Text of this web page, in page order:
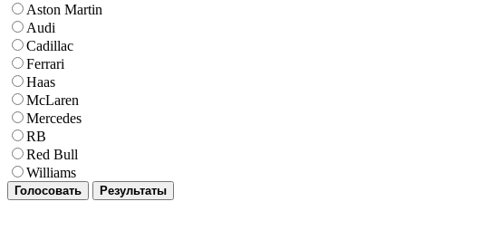
Aston Martin
Audi
Cadillac
Ferrari
Haas
McLaren
Mercedes
RB
Red Bull
Williams
Голосовать Результаты